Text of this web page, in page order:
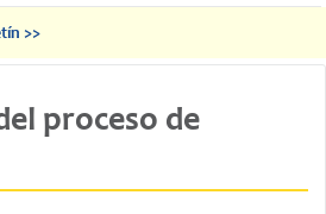
y Estrategias de Articulación
>>
proceso de